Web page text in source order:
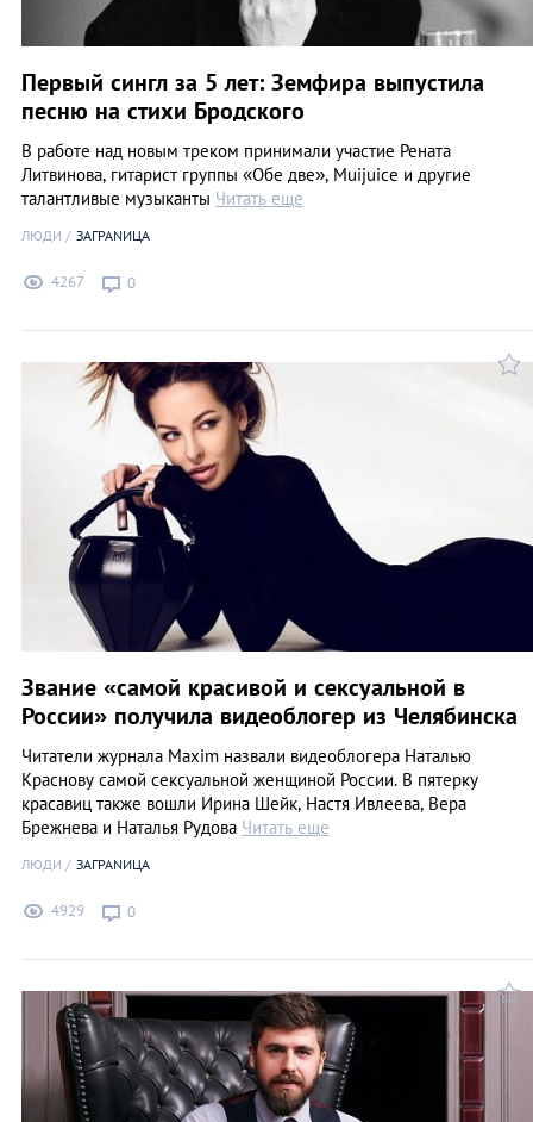
Первый сингл за 5 лет: Земфира выпустила
песню на стихи Бродского
В работе над новым треком принимали участие Рената
Литвинова, гитарист группы «Обе две», Muijuice и другие
талантливые музыканты Читать еще
ЛЮДИ ЗАГРАNИЦА
4267 0
Звание «самой красивой и сексуальной в
России» получила видеоблогер из Челябинска
Читатели журнала Maxim назвали видеоблогера Наталью
Краснову самой сексуальной женщиной России. В пятерку
красавиц также вошли Ирина Шейк, Настя Ивлеева, Вера
Брежнева и Наталья Рудова Читать еще
ЛЮДИ ЗАГРАNИЦА
4929 0